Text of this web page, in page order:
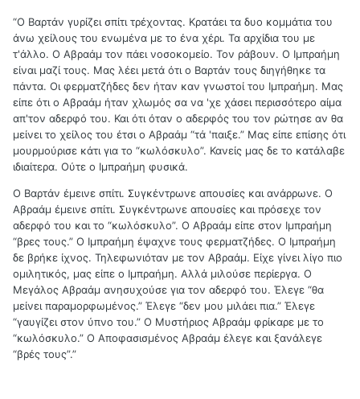
“Ο Βαρτάν γυρίζει σπίτι τρέχοντας. Κρατάει τα δυο κομμάτια του
άνω χείλους του ενωμένα με το ένα χέρι. Τα αρχίδια του με
τ'άλλο. Ο Αβραάμ τον πάει νοσοκομείο. Τον ράβουν. Ο Ιμπραήμη
είναι μαζί τους. Μας λέει μετά ότι ο Βαρτάν τους διηγήθηκε τα
πάντα. Οι φερματζήδες δεν ήταν καν γνωστοί του Ιμπραήμη. Μας
είπε ότι ο Αβραάμ ήταν χλωμός σα να 'χε χάσει περισσότερο αίμα
απ'τον αδερφό του. Και ότι όταν ο αδερφός του τον ρώτησε αν θα
μείνει το χείλος του έτσι ο Αβραάμ “τά 'παιξε.” Μας είπε επίσης ότι
μουρμούρισε κάτι για το “κωλόσκυλο”. Κανείς μας δε το κατάλαβε
ιδιαίτερα. Ούτε ο Ιμπραήμη φυσικά.
Ο Βαρτάν έμεινε σπίτι. Συγκέντρωνε απουσίες και ανάρρωνε. Ο
Αβραάμ έμεινε σπίτι. Συγκέντρωνε απουσίες και πρόσεχε τον
αδερφό του και το “κωλόσκυλο”. Ο Αβραάμ είπε στον Ιμπραήμη
“βρες τους.” Ο Ιμπραήμη έψαχνε τους φερματζήδες. Ο Ιμπραήμη
δε βρήκε ίχνος. Τηλεφωνιόταν με τον Αβραάμ. Είχε γίνει λίγο πιο
ομιλητικός, μας είπε ο Ιμπραήμη. Αλλά μιλούσε περίεργα. Ο
Μεγάλος Αβραάμ ανησυχούσε για τον αδερφό του. Έλεγε “θα
μείνει παραμορφωμένος.” Έλεγε “δεν μου μιλάει πια.” Έλεγε
“γαυγίζει στον ύπνο του.” Ο Μυστήριος Αβραάμ φρίκαρε με το
“κωλόσκυλο.” Ο Αποφασισμένος Αβραάμ έλεγε και ξανάλεγε
“βρές τους”.”